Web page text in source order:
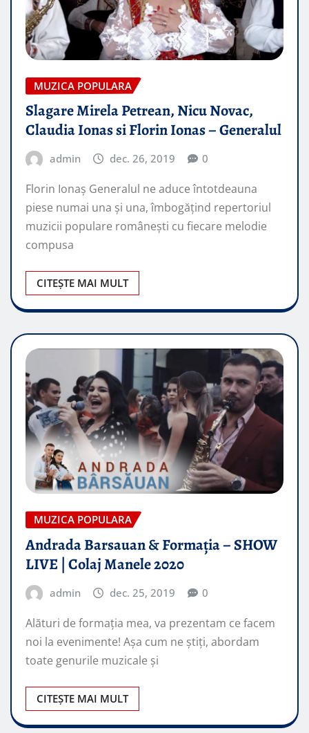
MUZICA POPULARA
Slagare Mirela Petrean, Nicu Novac,
Claudia Ionas si Florin Ionas – Generalul
admin dec. 26, 2019 0
Florin Ionaș Generalul ne aduce întotdeauna
piese numai una și una, îmbogățind repertoriul
muzicii populare românești cu fiecare melodie
compusa
CITEȘTE MAI MULT
MUZICA POPULARA
Andrada Barsauan & Formația – SHOW
LIVE | Colaj Manele 2020
admin dec. 25, 2019 0
Alături de formația mea, va prezentam ce facem
noi la evenimente! Așa cum ne știți, abordam
toate genurile muzicale și
CITEȘTE MAI MULT